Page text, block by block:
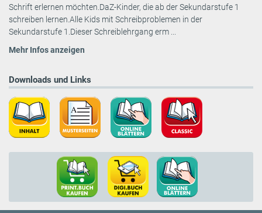
Schrift erlernen möchten.DaZ-Kinder, die ab der Sekundarstufe 1
schreiben lernen.Alle Kids mit Schreibproblemen in der
Sekundarstufe 1.Dieser Schreiblehrgang erm ...
Mehr Infos anzeigen
Downloads und Links